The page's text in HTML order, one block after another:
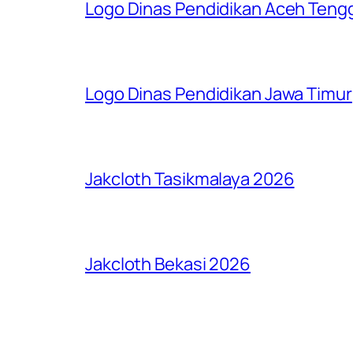
Logo Dinas Pendidikan Aceh
Logo Dinas Pendidikan Jawa Timur
Jakcloth Tasikmalaya 2026
Jakcloth Bekasi 2026